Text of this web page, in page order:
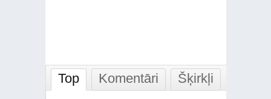
Top Komentāri Šķirkļi